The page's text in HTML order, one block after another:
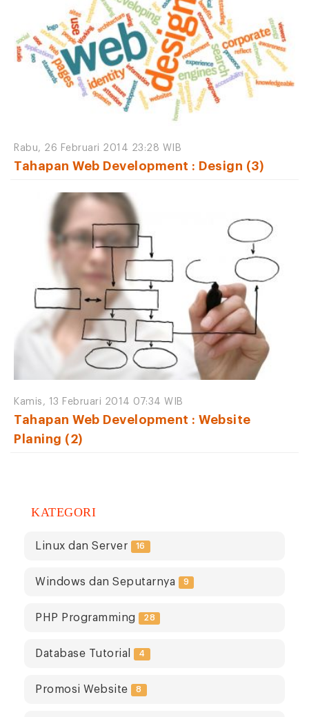
Rabu, 26 Februari 2014 23:28 WIB
Tahapan Web Development : Design (3)
Kamis, 13 Februari 2014 07:34 WIB
Tahapan Web Development : Website
Planing (2)
KATEGORI
Linux dan Server 16
Windows dan Seputarnya 9
PHP Programming 28
Database Tutorial 4
Promosi Website 8